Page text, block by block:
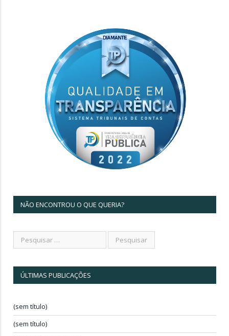
NÃO ENCONTROU O QUE QUERIA?
ÚLTIMAS PUBLICAÇÕES
(sem título)
(sem título)